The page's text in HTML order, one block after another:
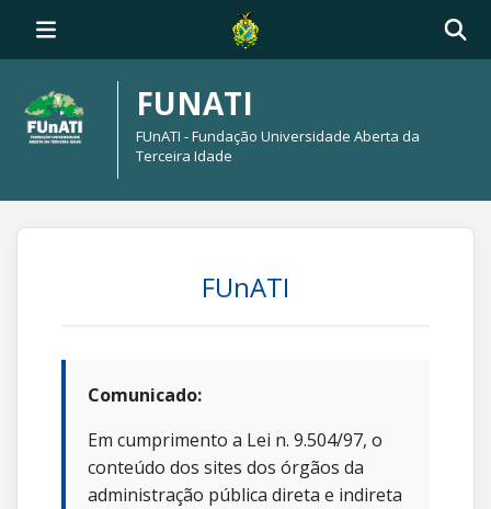
FUNATI
FUnATI - Fundação Universidade Aberta da
Terceira Idade
FUnATI
Comunicado:
Em cumprimento a Lei n. 9.504/97, o
conteúdo dos sites dos órgãos da
administração pública direta e indireta